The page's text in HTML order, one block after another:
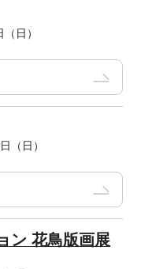
日）
（日）
ン 花鳥版画展